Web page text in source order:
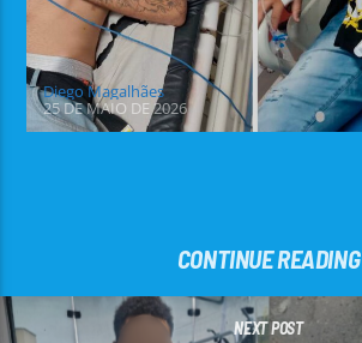
Diego Magalhães
25 DE MAIO DE 2026
CONTINUE READING
NEXT POST